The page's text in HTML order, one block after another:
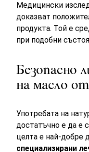
Медицински
доказват
продукта. Той е
при подобни
Безопасно
на масло от
Употребата на
достатъчно е да е
целта е най-добре
специализирани